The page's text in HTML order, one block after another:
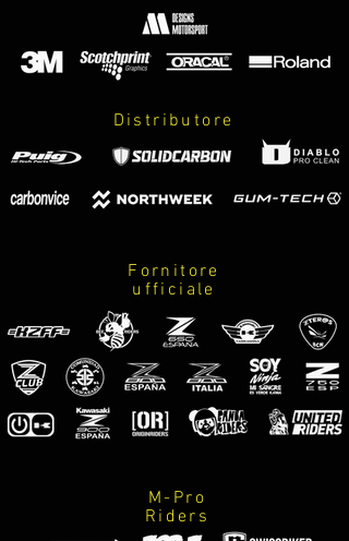
Distributore
Fornitore
ufficiale
M-Pro
Riders